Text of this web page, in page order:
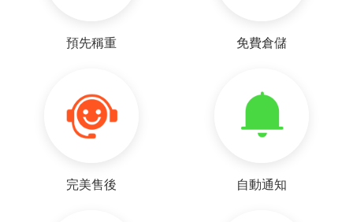
預先稱重 免費倉儲
完美售後 自動通知